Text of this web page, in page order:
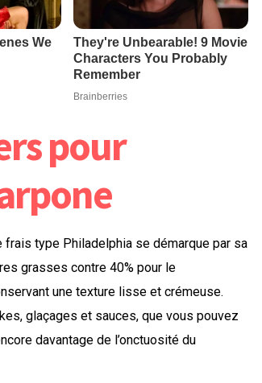
pour
frais type Philadelphia se démarque par sa
grasses contre 40% pour le
une texture lisse et crémeuse.
glaçages et sauces, que vous pouvez
davantage de l’onctuosité du